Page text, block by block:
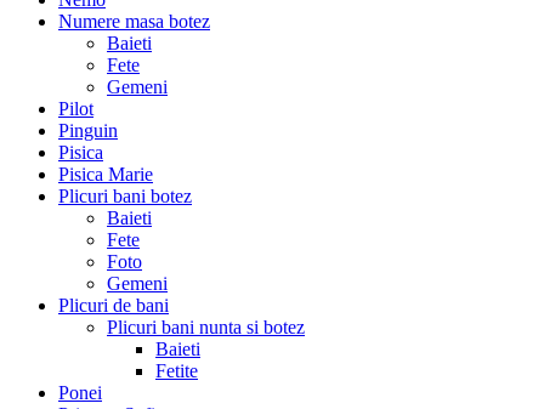
Numere masa botez
Baieti
Fete
Gemeni
Pilot
Pinguin
Pisica
Pisica Marie
Plicuri bani botez
Baieti
Fete
Foto
Gemeni
Plicuri de bani
Plicuri bani nunta si botez
Baieti
Fetite
Ponei